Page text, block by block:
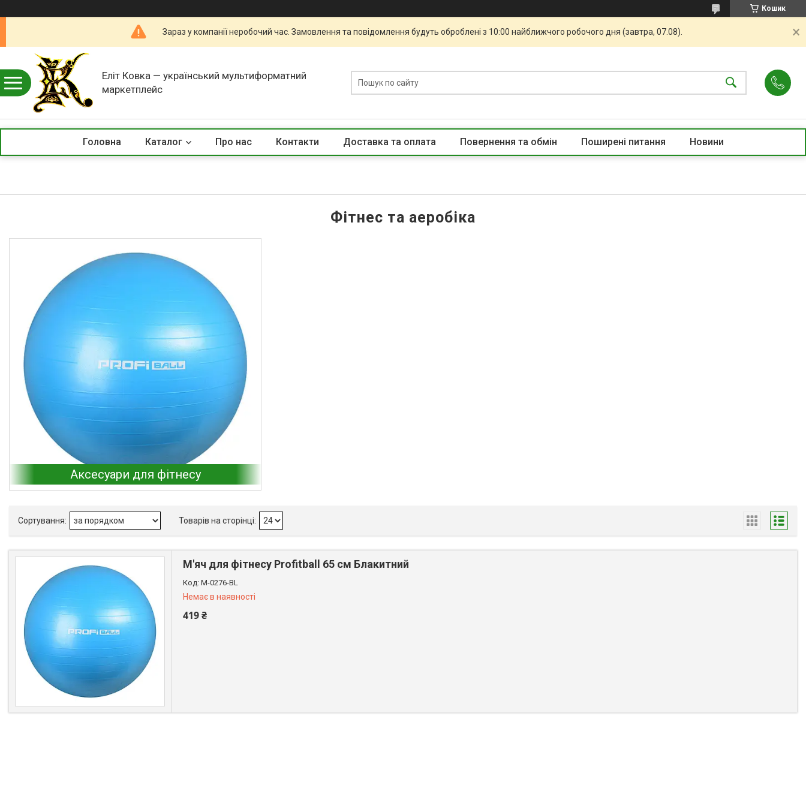
Кошик
Зараз у компанії неробочий час. Замовлення та повідомлення будуть оброблені з 10:00 найближчого робочого дня (завтра, 07.08).
Еліт Ковка — український мультиформатний
маркетплейс
Головна Каталог Про нас Контакти Доставка та оплата Повернення та обмін Поширені питання Новини
Фітнес та аеробіка
Аксесуари для фітнесу
М'яч для фітнесу Profitball 65 см Блакитний
M-0276-BL
Немає в наявності
419 ₴